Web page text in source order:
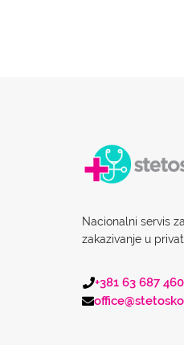
Nacionalni servis za
zakazivanje u
+381 63 687 460